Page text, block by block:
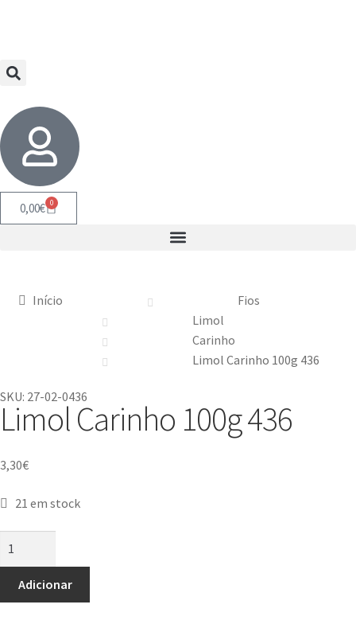
0,00€ 0
Início
Fios
Limol
Carinho
Limol Carinho 100g 436
SKU: 27-02-0436
Limol Carinho 100g 436
3,30€
21 em stock
Adicionar